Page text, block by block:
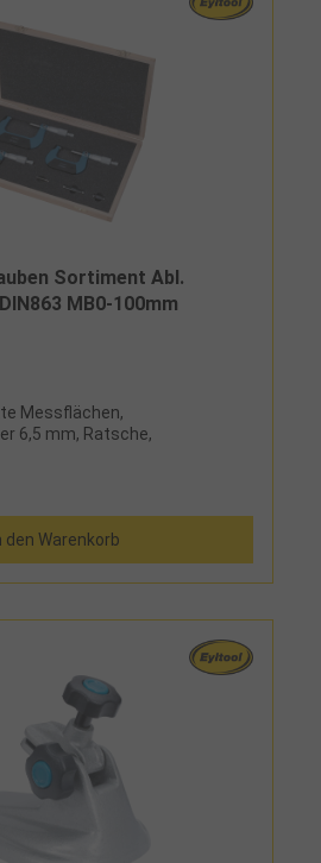
Sortiment Abl.
MB0-100mm
Messflächen,
6,5 mm, Ratsche,
75-100 mm), Einstellmaß (25,
den Warenkorb